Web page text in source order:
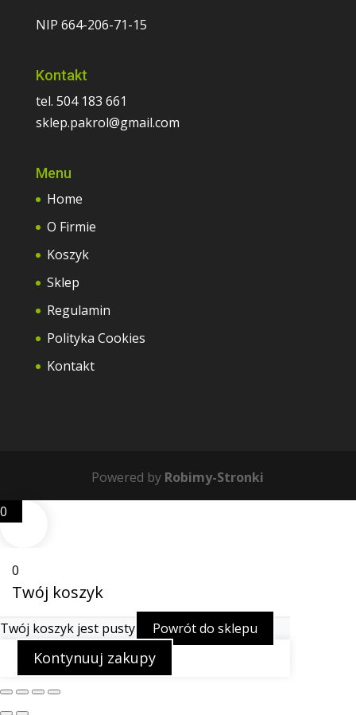
NIP 664-206-71-15
Kontakt
tel. 504 183 661
sklep.pakrol@gmail.com
Menu
Home
O Firmie
Koszyk
Sklep
Regulamin
Polityka Cookies
Kontakt
Powered by Robimy-Stronki
0
0
Twój koszyk
Twój koszyk jest pusty Powrót do sklepu
Kontynuuj zakupy